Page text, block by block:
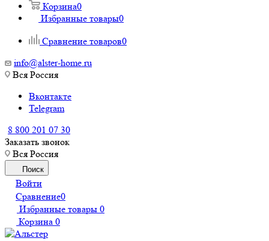
Корзина0
Избранные товары0
Сравнение товаров0
info@alster-home.ru
Вся Россия
Вконтакте
Telegram
8 800 201 07 30
Заказать звонок
Вся Россия
Поиск
Войти
Сравнение0
Избранные товары 0
Корзина 0